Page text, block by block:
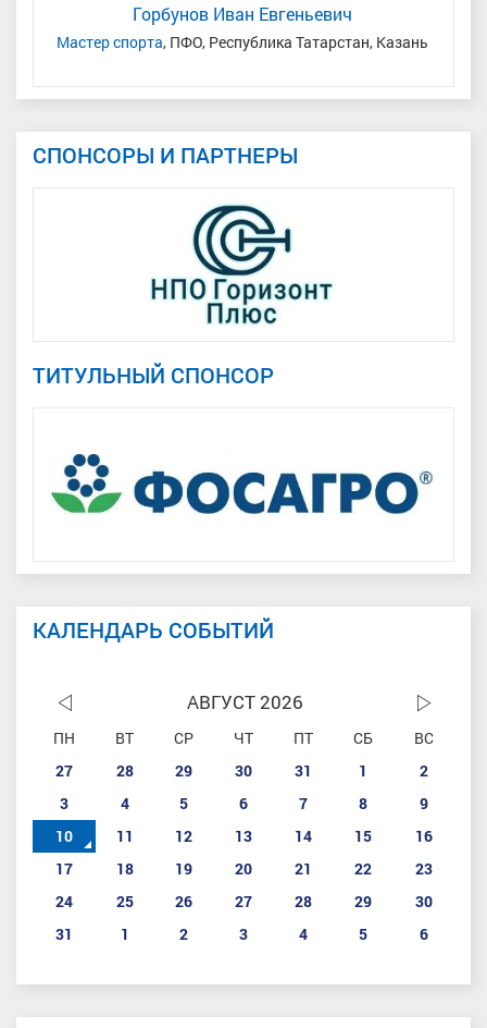
Горбунов Иван Евгеньевич
Мастер спорта, ПФО, Республика Татарстан, Казань
СПОНСОРЫ И ПАРТНЕРЫ
ТИТУЛЬНЫЙ СПОНСОР
КАЛЕНДАРЬ СОБЫТИЙ
АВГУСТ 2026
ПН ВТ СР ЧТ ПТ СБ
ВС
27
28 29 30 31 1
2
3
4 5 6 7 8
9
10
11 12 13 14 15
16
17
18 19 20 21 22
23
24
25 26 27 28 29
30
31
1 2 3 4 5 6